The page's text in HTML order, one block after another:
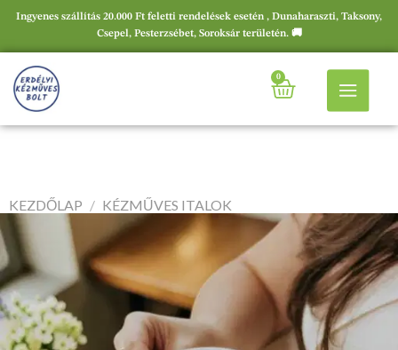
Ingyenes szállítás 20.000 Ft feletti rendelések esetén , Dunaharaszti, Taksony,
Csepel, Pesterzsébet, Soroksár területén. 🚚
0
KEZDŐLAP / KÉZMŰVES ITALOK